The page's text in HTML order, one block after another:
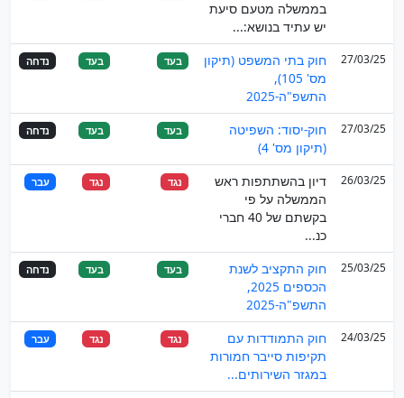
בממשלה מטעם סיעת
יש עתיד בנושא:...
27/03/25
חוק בתי המשפט (תיקון
מס' 105),
התשפ"ה-2025
בעד בעד נדחה
27/03/25
חוק-יסוד: השפיטה
(תיקון מס' 4)
בעד בעד נדחה
26/03/25
דיון בהשתתפות ראש
הממשלה על פי
בקשתם של 40 חברי
כנ...
נגד נגד עבר
25/03/25
חוק התקציב לשנת
הכספים 2025,
התשפ"ה-2025
בעד בעד נדחה
24/03/25
חוק התמודדות עם
תקיפות סייבר חמורות
במגזר השירותים...
נגד נגד עבר